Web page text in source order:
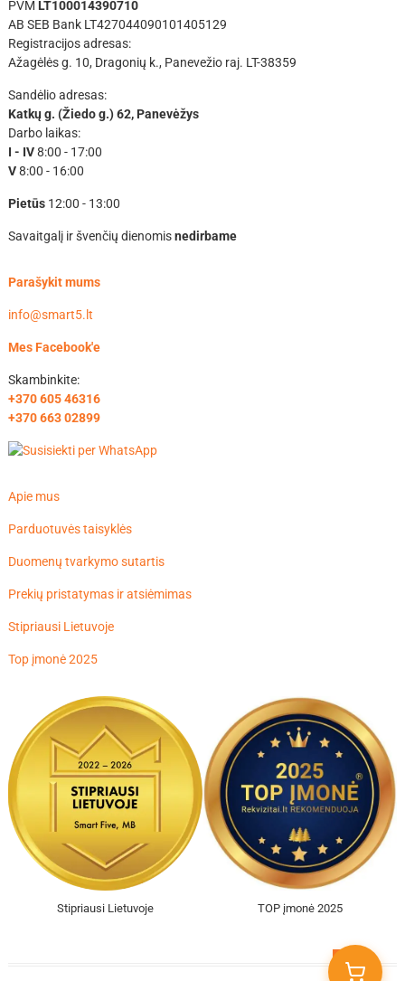
PVM LT100014390710
AB SEB Bank LT427044090101405129
Registracijos adresas:
Ažagėlės g. 10, Dragonių k., Panevežio raj. LT-38359
Sandėlio adresas:
Katkų g. (Žiedo g.) 62, Panevėžys
Darbo laikas:
I - IV8:00 - 17:00
V8:00 - 16:00
Pietūs12:00 - 13:00
Savaitgalį ir švenčių dienomisnedirbame
Parašykit mums
info@smart5.lt
Mes Facebook'e
Skambinkite:
+370 605 46316
+370 663 02899
Apie mus
Parduotuvės taisyklės
Duomenų tvarkymo sutartis
Prekių pristatymas ir atsiėmimas
Stipriausi Lietuvoje
Top įmonė 2025
Stipriausi Lietuvoje TOP įmonė 2025